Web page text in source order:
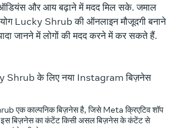
और आय बढ़ाने में मदद मिल सके. जमाल
Lucky Shrub की ऑनलाइन मौजूदगी बनाने
जानने में लोगों की मदद करने में कर सकते हैं.
Shrub के लिए नया Instagram बिज़नेस
एक काल्पनिक बिज़नेस है, जिसे Meta क्रिएटिव शॉप
इस बिज़नेस का कंटेंट किसी असल बिज़नेस के कंटेंट से